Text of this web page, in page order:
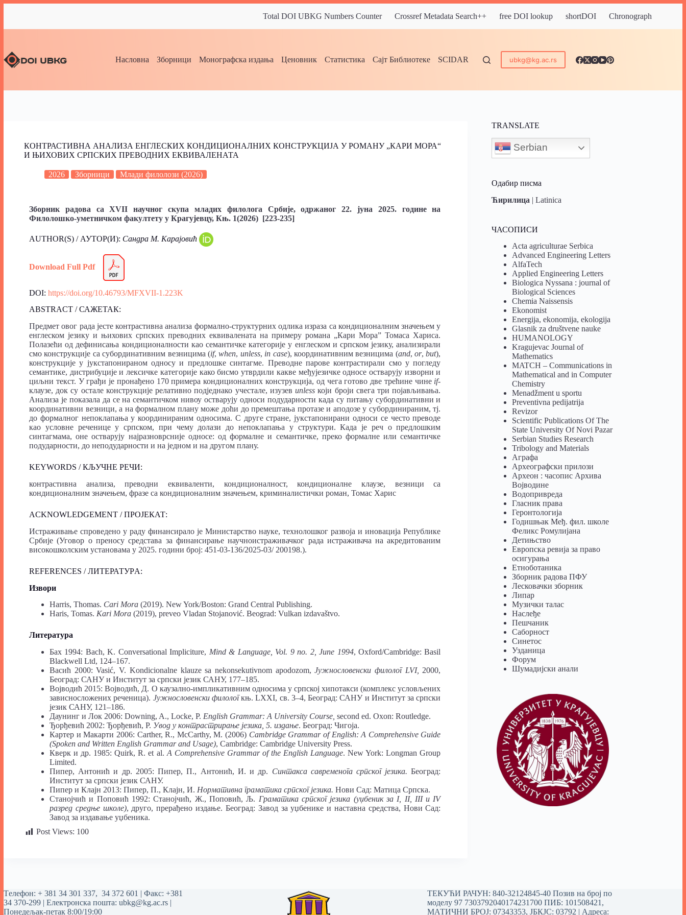
Total DOI UBKG Numbers Counter Crossref Metadata Search++ free DOI lookup shortDOI Chronograph
Насловна Зборници Монографска издања Ценовник Статистика Сајт Библиотеке SCIDAR ubkg@kg.ac.rs
КОНТРАСТИВНА АНАЛИЗА ЕНГЛЕСКИХ КОНДИЦИОНАЛНИХ КОНСТРУКЦИЈА У РОМАНУ „КАРИ МОРА“
И ЊИХОВИХ СРПСКИХ ПРЕВОДНИХ ЕКВИВАЛЕНАТА
2026 Зборници Млади филолози (2026)
Зборник радова са XVII научног скупа младих филолога Србије, одржаног 22. јуна 2025. године на
Филолошко-уметничком факултету у Крагујевцу, Књ. 1(2026) [223-235]
AUTHOR(S) / АУТОР(И): Сандра М. Карајовић
Download Full Pdf
DOI: https://doi.org/10.46793/MFXVII-1.223K
ABSTRACT / САЖЕТАК:
Предмет овог рада јесте контрастивна анализа формално-структурних одлика израза са кондиционалним значењем у
енглеском језику и њихових српских преводних еквивалената на примеру романа „Кари Мора” Томаса Хариса.
Полазећи од дефинисања кондиционалности као семантичке категорије у енглеском и српском језику, анализирали
смо конструкције са субординативним везницима (if,when, unless, in case), координативним везницима (and,or,but),
конструкције у јукстапонираном односу и предлошке синтагме. Преводне парове контрастирали смо у погледу
семантике, дистрибуције и лексичке категорије како бисмо утврдили какве међујезичке односе остварују изворни и
циљни текст. У грађи је пронађено 170 примера кондиционалних конструкција, од чега готово две трећине чине if-
клаузе, док су остале конструкције релативно подједнако учестале, изузевunless који броји свега три појављивања.
Aнализа је показала да се на семантичком нивоу остварују односи подударности када су питању субординативни и
координативни везници, а на формалном плану може доћи до премештања протазе и аподозе у субординираним, тј.
до формалног непоклапања у координираним односима. С друге стране, јукстапонирани односи се често преводе
као условне реченице у српском, при чему долази до непоклапања у структури. Када је реч о предлошким
синтагмама, оне остварују најразноврсније односе: од формалне и семантичке, преко формалне или семантичке
подударности, до неподударности и на једном и на другом плану.
KEYWORDS / КЉУЧНЕ РЕЧИ:
контрастивна анализа, преводни еквиваленти, кондиционалност, кондиционалне клаузе, везници са
кондиционалним значењем, фразе са кондиционалним значењем, криминалистички роман, Томас Харис
ACKNOWLEDGEMENT / ПРОЈЕКАТ:
Истраживање спроведено у раду финансирало је Министарство науке, технолошког развоја и иновацијa Републике
Србије (Уговор о преносу средстава за финансирање научноистраживачког рада истраживача на акредитованим
високошколским установама у 2025. години број: 451-03-136/2025-03/ 200198.).
REFERENCES / ЛИТЕРАТУРA:
Извори
Harris, Thomas. Cari Mora (2019). New York/Boston: Grand Central Publishing.
Haris, Tomas. Kari Mora (2019), preveo Vladan Stojanović. Beograd: Vulkan izdavaštvo.
Литература
Бах 1994: Bach, K. Conversational Impliciture, Mind & Language, Vol. 9 no. 2, June 1994, Oxford/Cambridge: Basil
Blackwell Ltd, 124–167.
Васић 2000: Vasić, V. Kondicionalne klauze sa nekonsekutivnom apodozom, Јужнословенски филолог LVI, 2000,
Београд: САНУ и Институт за српски језик САНУ, 177–185.
Војводић 2015: Војводић, Д. О каузално-импликативним односима у српској хипотакси (комплекс условљених
зависносложених реченица). Јужнословенски филологкњ. LXXI, св. 3–4, Београд: САНУ и Институт за српски
језик САНУ, 121–186.
Даунинг и Лок 2006: Downing, A., Locke, P. English Grammar: A University Course, second ed. Oxon: Routledge.
Ђорђевић 2002: Ђорђевић, Р. Увод у контрастрирање језика, 5. издање. Београд: Чигоја.
Картер и Макарти 2006: Carther, R., McCarthy, M. (2006) Cambridge Grammar of English: A Comprehensive Guide
(Spoken and Written English Grammar and Usage), Cambridge: Cambridge University Press.
Кверк и др. 1985: Quirk, R. et al. A Comprehensive Grammar of the English Language. New York: Longman Group
Limited.
Пипер, Антонић и др. 2005: Пипер, П., Антонић, И. и др. Синтакса савременога српског језика. Београд:
Институт за српски језик САНУ.
Пипер и Клајн 2013: Пипер, П., Клајн, И. Нормативна граматика српског језика. Нови Сад: Матица Српска.
Станојчић и Поповић 1992: Станојчић, Ж., Поповић, Љ. Граматика српског језика (уџбеник за I, II, III и IV
разред средње школе), друго, прерађено издање. Београд: Завод за уџбенике и наставна средства, Нови Сад:
Завод за издавање уџбеника.
Post Views: 100
TRANSLATE
Serbian
Одабир писма
Ћирилица |Latinica
ЧАСОПИСИ
Acta agriculturae Serbica
Advanced Engineering Letters
AlfaTech
Applied Engineering Letters
Biologica Nyssana : journal of
Biological Sciences
Chemia Naissensis
Ekonomist
Energija, ekonomija, ekologija
Glasnik za društvene nauke
HUMANOLOGY
Kragujevac Journal of
Mathematics
MATCH – Communications in
Mathematical and in Computer
Chemistry
Menadžment u sportu
Preventivna pedijatrija
Revizor
Scientific Publications Of The
State University Of Novi Pazar
Serbian Studies Research
Tribology and Materials
Аграфа
Археографски прилози
Археон : часопис Архива
Војводине
Водопривреда
Гласник права
Геронтологија
Годишњак Међ. фил. школе
Феликс Ромулијана
Детињство
Европска ревија за право
осигурања
Eтноботаника
Зборник радова ПФУ
Лесковачки зборник
Липар
Музички талас
Наслеђе
Пешчаник
Саборност
Синетос
Узданица
Форум
Шумадијски анали
Tелефон: + 381 34 301 337, 34 372 601 | Факс: +381
34 370-299 | Електронска пошта: ubkg@kg.ac.rs |
Понедељак-петак 8:00/19:00
ТЕКУЋИ РАЧУН: 840-32124845-40 Позив на број по
моделу 97 7303792040174231700ПИБ: 101508421,
МАТИЧНИ БРОЈ: 07343353, ЈБКЈС: 03792 | Aдреса: